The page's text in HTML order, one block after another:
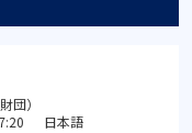
団）
日本語